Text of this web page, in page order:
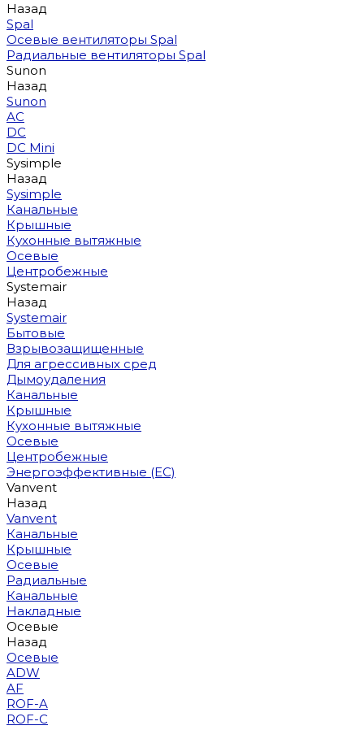
Назад
Spal
Осевые вентиляторы Spal
Радиальные вентиляторы Spal
Sunon
Назад
Sunon
AC
DC
DC Mini
Sysimple
Назад
Sysimple
Канальные
Крышные
Кухонные вытяжные
Осевые
Центробежные
Systemair
Назад
Systemair
Бытовые
Взрывозащищенные
Для агрессивных сред
Дымоудаления
Канальные
Крышные
Кухонные вытяжные
Осевые
Центробежные
Энергоэффективные (EC)
Vanvent
Назад
Vanvent
Канальные
Крышные
Осевые
Радиальные
Канальные
Накладные
Осевые
Назад
Осевые
ADW
AF
ROF-A
ROF-C